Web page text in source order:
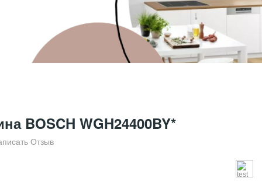
BOSCH WGH24400BY*
Отзыв